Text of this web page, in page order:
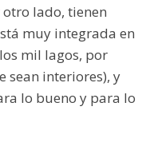
lado, tienen
muy integrada en
mil lagos, por
sean interiores), y
lo bueno y para lo